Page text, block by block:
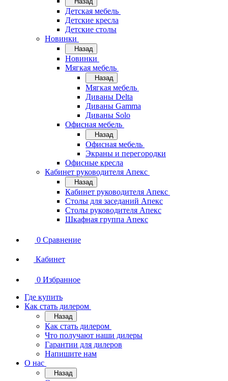
Детская мебель
Детские кресла
Детские столы
Новинки
Назад
Новинки
Мягкая мебель
Назад
Мягкая мебель
Диваны Delta
Диваны Gamma
Диваны Solo
Офисная мебель
Назад
Офисная мебель
Экраны и перегородки
Офисные кресла
Кабинет руководителя Апекс
Назад
Кабинет руководителя Апекс
Столы для заседаний Апекс
Столы руководителя Апекс
Шкафная группа Апекс
0 Сравнение
Кабинет
0 Избранное
Где купить
Как стать дилером
Назад
Как стать дилером
Что получают наши дилеры
Гарантии для дилеров
Напишите нам
О нас
Назад